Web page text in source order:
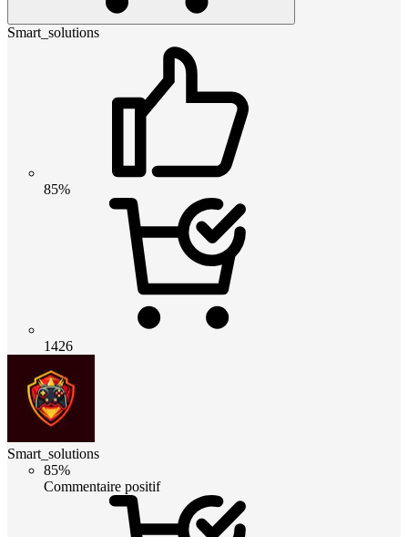
Smart_solutions
85%
1426
Smart_solutions
85%
Commentaire positif